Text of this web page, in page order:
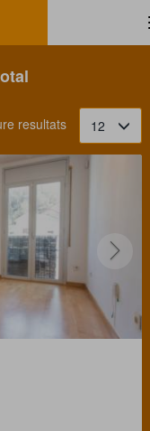
resultats 12